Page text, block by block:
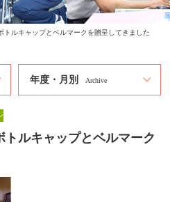
トルキャップとベルマークを贈呈してきました
年度・月別 Archive
ルキャップとベルマーク